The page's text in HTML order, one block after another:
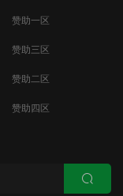
赞助一区
赞助三区
赞助二区
赞助四区